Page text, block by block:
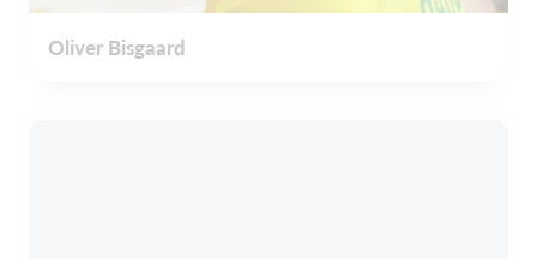
Oliver Bisgaard